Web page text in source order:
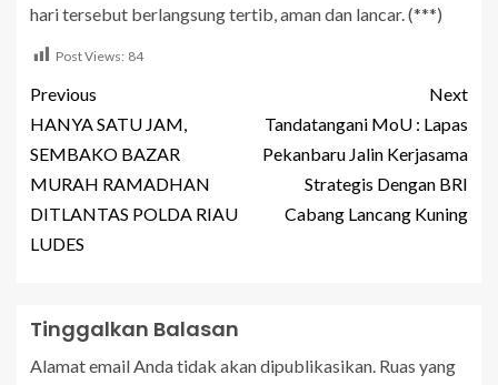
hari tersebut berlangsung tertib, aman dan lancar. (***)
Post Views: 84
Previous
HANYA SATU JAM,
SEMBAKO BAZAR
MURAH RAMADHAN
DITLANTAS POLDA RIAU
LUDES
Next
Tandatangani MoU : Lapas
Pekanbaru Jalin Kerjasama
Strategis Dengan BRI
Cabang Lancang Kuning
Tinggalkan Balasan
Alamat email Anda tidak akan dipublikasikan. Ruas yang